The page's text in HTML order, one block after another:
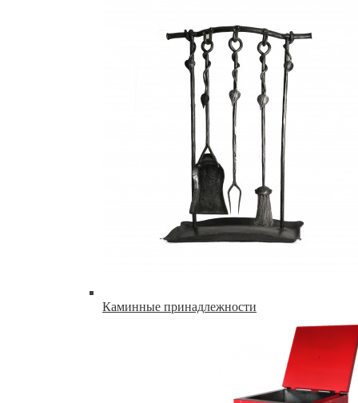
Каминные принадлежности